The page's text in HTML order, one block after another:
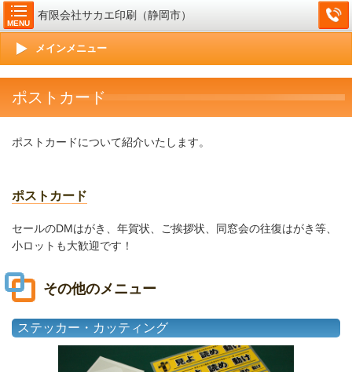
MENU
有限会社サカエ印刷（静岡市）
メインメニュー
ポストカード
ポストカードについて紹介いたします。
ポストカード
セールのDMはがき、年賀状、ご挨拶状、同窓会の往復はがき等、
小ロットも大歓迎です！
その他のメニュー
ステッカー・カッティング